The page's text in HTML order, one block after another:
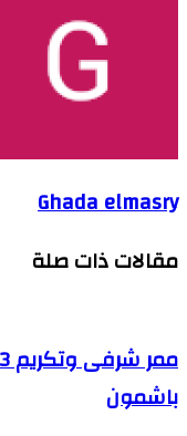
Ghada elmasry
مقالات ذات صلة
باشمون